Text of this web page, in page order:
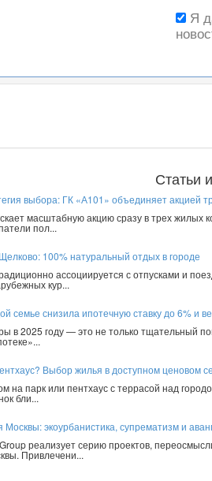
Я
Статьи
выбора: ГК «А101» объединяет акцией
масштабную акцию сразу в трех
пол...
100% натуральный отдых в городе
ассоциируется с отпусками и
кур...
семье снизила ипотечную ставку до 6% и
в 2025 году — это не только тщательный
Выбор жилья в доступном ценовом
на парк или пентхаус с террасой над
бли...
экоурбанистика, супрематизм и
реализует серию проектов,
Привлечени...